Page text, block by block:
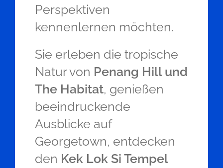
Perspektiven
kennenlernen möchten.
Sie erleben die tropische
Natur von Penang Hill und
The Habitat, genießen
beeindruckende
Ausblicke auf
Georgetown, entdecken
den Kek Lok Si Tempel